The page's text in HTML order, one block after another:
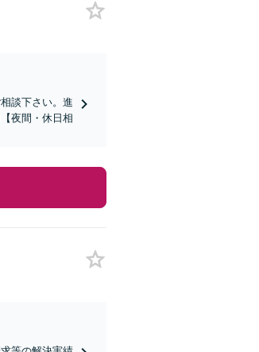
談下さい。進
夜間・休日相